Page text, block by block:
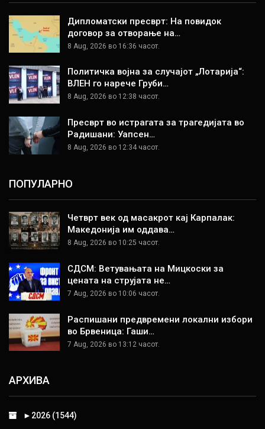
Дипломатски пресврт: На повидок
договор за отворање на…
8 Aug, 2026 во 16:36 часот.
Политичка војна за случајот „Лотарија“:
ВЛЕН го нарече Груби…
8 Aug, 2026 во 12:38 часот.
Пресврт во истрагата за трагедијата во
Радишани: Уапсен…
8 Aug, 2026 во 12:34 часот.
ПОПУЛАРНО
Четврт век од масакрот кај Карпалак:
Македонија им оддава…
8 Aug, 2026 во 10:25 часот.
СДСМ: Ветувањата на Мицкоски за
цената на струјата не…
7 Aug, 2026 во 10:06 часот.
Распишани предвремени локални избори
во Брвеница: Гаши…
7 Aug, 2026 во 13:12 часот.
АРХИВА
► 2026 (1544)